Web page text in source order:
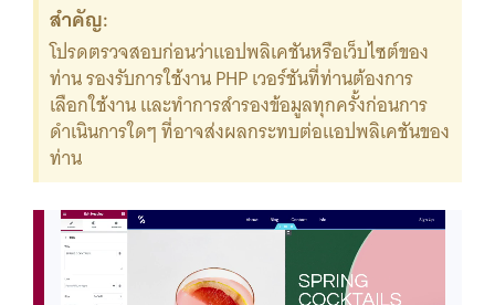
สำคัญ:
โปรดตรวจสอบก่อนว่าแอปพลิเคชันหรือเว็บไซต์ของ
ท่าน รองรับการใช้งาน PHP เวอร์ชันที่ท่านต้องการ
เลือกใช้งาน และทำการสำรองข้อมูลทุกครั้งก่อนการ
ดำเนินการใดๆ ที่อาจส่งผลกระทบต่อแอปพลิเคชันของ
ท่าน